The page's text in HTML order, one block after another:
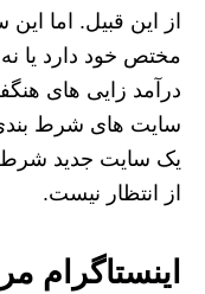
از این قبیل. اما
مختص خود دارد یا
درآمد زایی های
سایت های شرط
یک سایت جدید شرط
از انتظار نیست.
اینستاگرام